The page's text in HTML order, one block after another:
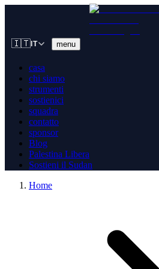
🇮🇹 IT menu
casa
chi siamo
strumenti
sostienici
squadra
contatto
sponsor
Blog
Palestina Libera
Sostieni il Sudan
Home